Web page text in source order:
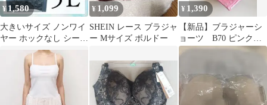
¥ 1,580
大きいサイズ ノンワイ
ヤー ホックなし シーム
レス 小さく見せるブラ
ナイト
¥ 1,099
SHEIN レース ブラジャ
ー Mサイズ ボルドー
¥ 1,390
【新品】ブラジャーシ
ョーツ B70 ピンクレ
ース あざとブラ